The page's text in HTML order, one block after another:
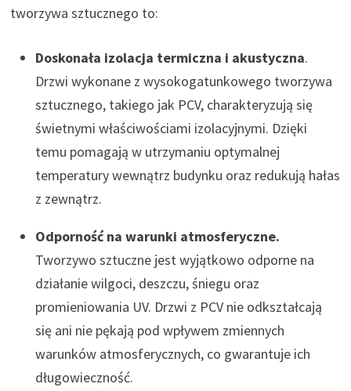
tworzywa sztucznego to:
Doskonała izolacja termiczna i akustyczna.
Drzwi wykonane z wysokogatunkowego tworzywa
sztucznego, takiego jak PCV, charakteryzują się
świetnymi właściwościami izolacyjnymi. Dzięki
temu pomagają w utrzymaniu optymalnej
temperatury wewnątrz budynku oraz redukują hałas
z zewnątrz.
Odporność na warunki atmosferyczne.
Tworzywo sztuczne jest wyjątkowo odporne na
działanie wilgoci, deszczu, śniegu oraz
promieniowania UV. Drzwi z PCV nie odkształcają
się ani nie pękają pod wpływem zmiennych
warunków atmosferycznych, co gwarantuje ich
długowieczność.